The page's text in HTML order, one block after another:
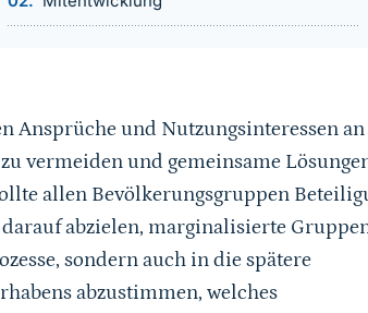
Ansprüche und Nutzungsinteressen an
vermeiden und gemeinsame
allen Bevölkerungsgruppen
abzielen, marginalisierte
sondern auch in die spätere
abzustimmen, welches